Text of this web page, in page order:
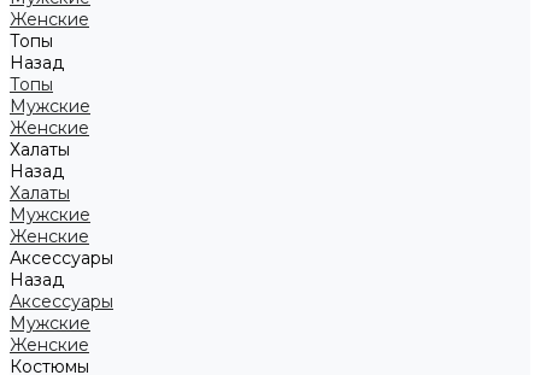
Женские
Топы
Назад
Топы
Мужские
Женские
Халаты
Назад
Халаты
Мужские
Женские
Аксессуары
Назад
Аксессуары
Мужские
Женские
Костюмы